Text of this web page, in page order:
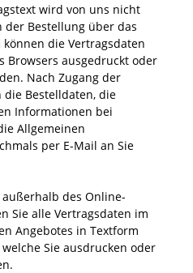
wird von uns nicht
der Bestellung über das
die Vertragsdaten
Browsers ausgedruckt oder
Nach Zugang der
Bestelldaten, die
Informationen bei
Allgemeinen
per E-Mail an Sie
des Online-
Sie alle Vertragsdaten im
Angebotes in Textform
Sie ausdrucken oder